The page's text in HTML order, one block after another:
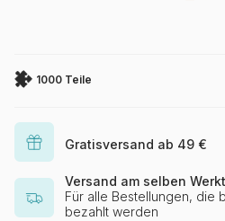
1000 Teile
Gratisversand ab 49 €
Versand am selben
Für alle Bestellungen, die
bezahlt werden